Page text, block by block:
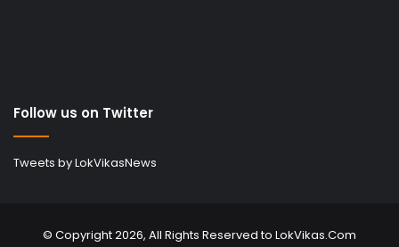
Follow us on Twitter
Tweets by LokVikasNews
© Copyright 2026, All Rights Reserved to LokVikas.Com